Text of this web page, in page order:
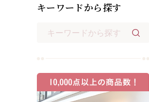
キーワードから探す